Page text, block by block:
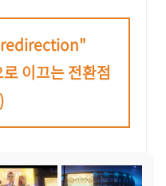
이끄는 전환점